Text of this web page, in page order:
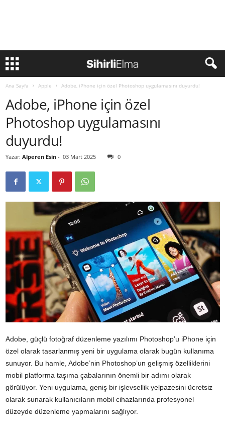
Ana Sayfa Apple Adobe, iPhone için özel Photoshop uygulamasını duyurdu!
Adobe, iPhone için özel
Photoshop uygulamasını
duyurdu!
Yazar: Alperen Esin - 03 Mart 2025 0
Adobe, güçlü fotoğraf düzenleme yazılımı Photoshop’u iPhone için
özel olarak tasarlanmış yeni bir uygulama olarak bugün kullanıma
sunuyor. Bu hamle, Adobe’nin Photoshop’un gelişmiş özelliklerini
mobil platforma taşıma çabalarının önemli bir adımı olarak
görülüyor. Yeni uygulama, geniş bir işlevsellik yelpazesini ücretsiz
olarak sunarak kullanıcıların mobil cihazlarında profesyonel
düzeyde düzenleme yapmalarını sağlıyor.